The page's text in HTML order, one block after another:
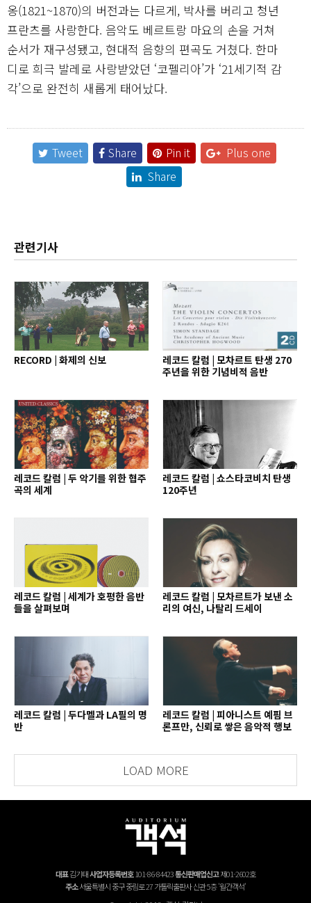
옹(1821~1870)의 버전과는 다르게, 박사를 버리고 청년
프란츠를 사랑한다. 음악도 베르트랑 마요의 손을 거쳐
순서가 재구성됐고, 현대적 음향의 편곡도 거쳤다. 한마
디로 희극 발레로 사랑받았던 ‘코펠리아’가 ‘21세기적 감
각’으로 완전히 새롭게 태어났다.
Tweet Share Pin it
Plus one
Share
관련기사
RECORD | 화제의 신보
레코드 칼럼 | 모차르트 탄생 270
주년을 위한 기념비적 음반
레코드 칼럼 | 두 악기를 위한 협주
곡의 세계
레코드 칼럼 | 쇼스타코비치 탄생
120주년
레코드 칼럼 | 세계가 호평한 음반
들을 살펴보며
레코드 칼럼 | 모차르트가 보낸 소
리의 여신, 나탈리 드세이
레코드 칼럼 | 두다멜과 LA필의 명
반
레코드 칼럼 | 피아니스트 예핌 브
론프만, 신뢰로 쌓은 음악적 행보
LOAD MORE
대표김기태사업자등록번호101-86-84423통신판매업신고제01-2602호
주소서울특별시 중구 중림로 27 가톨릭출판사 신관 5층 '월간객석'